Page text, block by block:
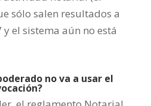
sólo salen resultados a
el sistema aún no está
no va a usar el